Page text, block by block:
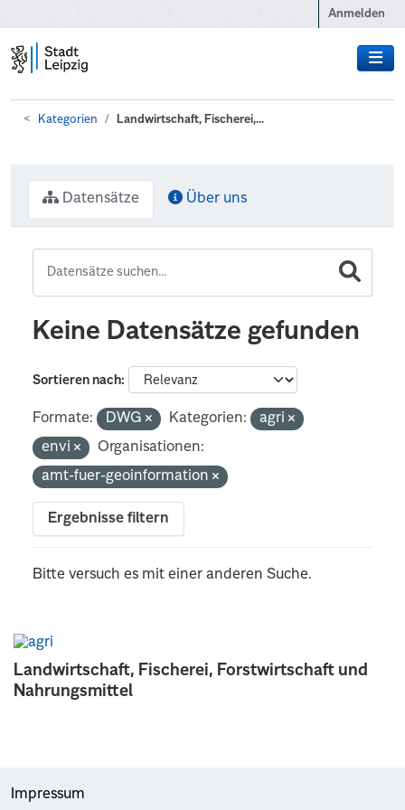
Anmelden
Kategorien Landwirtschaft, Fischerei,...
Landwirtschaft, Fischerei, Forstwirtschaft und
Nahrungsmittel
Datensätze Über uns
Keine Datensätze gefunden
Sortieren nach
Formate: DWG Kategorien:
agri
envi
Organisationen:
amt-fuer-geoinformation
Ergebnisse filtern
Bitte versuch es mit einer anderen Suche.
Impressum